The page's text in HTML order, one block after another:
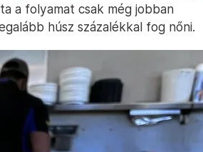
a folyamat csak még jobban
húsz százalékkal fog nőni.